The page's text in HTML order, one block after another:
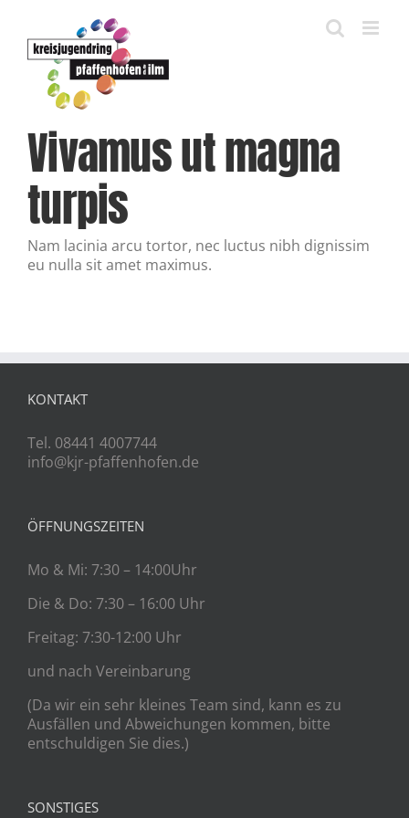
springen
Vivamus ut magna
turpis
Nam lacinia arcu tortor, nec luctus nibh dignissim
eu nulla sit amet maximus.
KONTAKT
Tel. 08441 4007744
info@kjr-pfaffenhofen.de
ÖFFNUNGSZEITEN
Mo & Mi: 7:30 – 14:00Uhr
Die & Do: 7:30 – 16:00 Uhr
Freitag: 7:30-12:00 Uhr
und nach Vereinbarung
(Da wir ein sehr kleines Team sind, kann es zu
Ausfällen und Abweichungen kommen, bitte
entschuldigen Sie dies.)
SONSTIGES